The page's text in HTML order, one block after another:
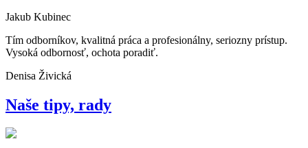
Jakub Kubinec
Tím odborníkov, kvalitná práca a profesionálny, seriozny prístup.
Vysoká odbornosť, ochota poradiť.
Denisa Živická
Naše tipy, rady